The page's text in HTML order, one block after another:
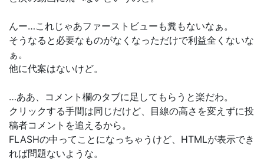
んー…これじゃあファーストビューも糞もないなぁ。
そうなると必要なものがなくなっただけで利益全くないな
ぁ。
他に代案はないけど。
…ああ、コメント欄のタブに足してもらうと楽だわ。
クリックする手間は同じだけど、目線の高さを変えずに投
稿者コメントを追えるから。
FLASHの中ってことになっちゃうけど、HTMLが表示でき
れば問題ないような。